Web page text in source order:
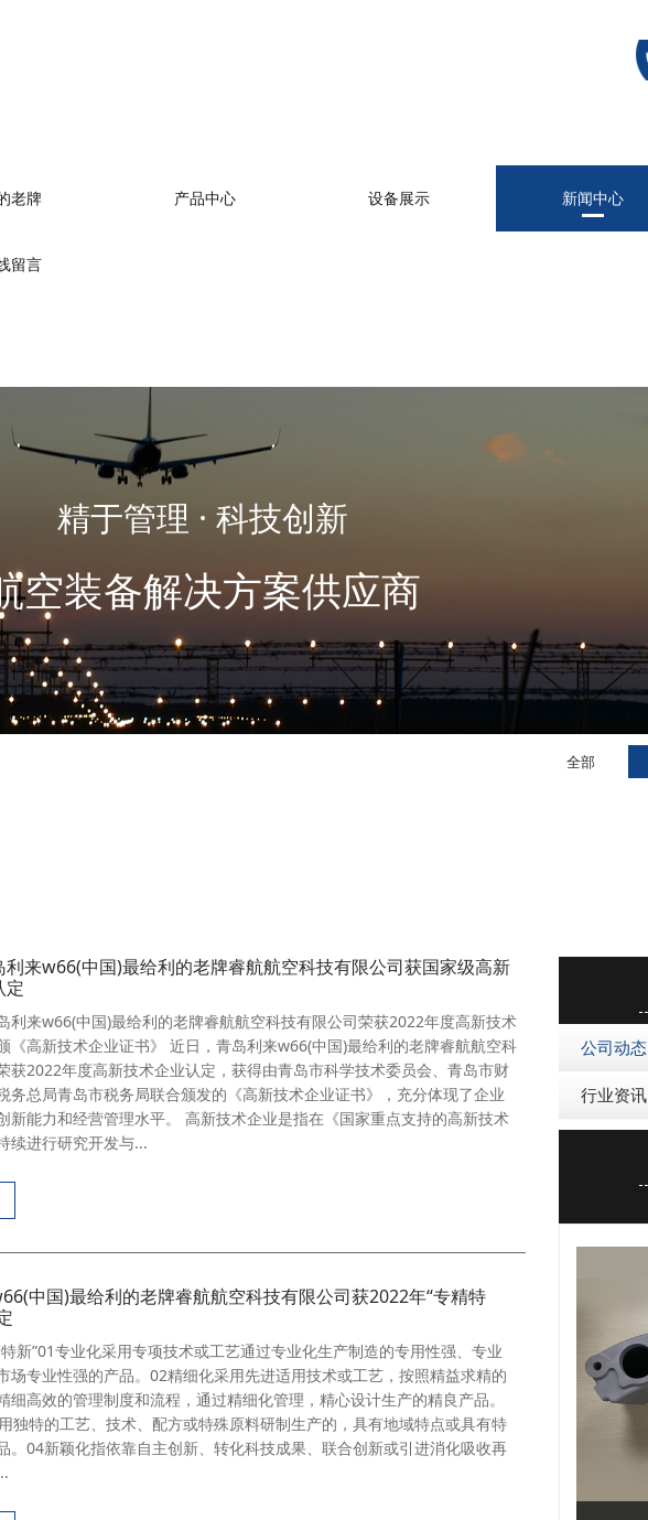
老牌 产品中心 设备展示 新闻中心
留言
精于管理 · 科技创新
空装备解决方案供应商
全部
利来w66(中国)最给利的老牌睿航航空科技有限公司获国家级高新
定
利来w66(中国)最给利的老牌睿航航空科技有限公司荣获2022年度高新技术
《高新技术企业证书》 近日，青岛利来w66(中国)最给利的老牌睿航航空科
获2022年度高新技术企业认定，获得由青岛市科学技术委员会、青岛市财
务总局青岛市税务局联合颁发的《高新技术企业证书》，充分体现了企业
新能力和经营管理水平。 高新技术企业是指在《国家重点支持的高新技术
续进行研究开发与...
中国)最给利的老牌睿航航空科技有限公司获2022年“专精特
新”01专业化采用专项技术或工艺通过专业化生产制造的专用性强、专业
场专业性强的产品。02精细化采用先进适用技术或工艺，按照精益求精的
细高效的管理制度和流程，通过精细化管理，精心设计生产的精良产品。
独特的工艺、技术、配方或特殊原料研制生产的，具有地域特点或具有特
。04新颖化指依靠自主创新、转化科技成果、联合创新或引进消化吸收再
公司动态
行业资讯